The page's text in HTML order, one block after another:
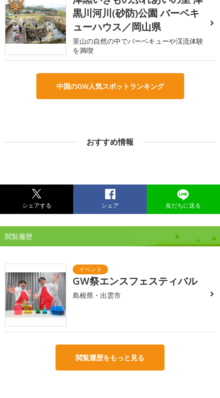
3
黒川河川(砂防)公園 バーベキ
ューハウス／岡山県
里山の自然の中でバーベキューや渓流体験
を満喫
中国のGW人気スポットランキング
おすすめ情報
シェアする シェア 友だちに送る
閲覧履歴
GW祭エンスフェスティバル
島根県・出雲市
閲覧履歴をもっと見る